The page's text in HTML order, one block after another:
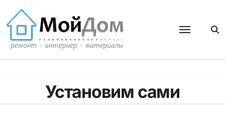
содержанию
Установим сами